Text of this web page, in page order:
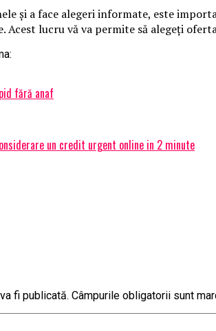
și a face alegeri informate, este
lucru vă va permite să alegeți
fără anaf
un credit urgent online in 2 minute
fi publicată. Câmpurile obligatorii sunt